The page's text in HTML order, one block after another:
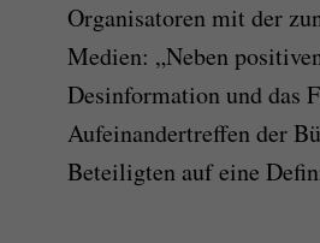
Organisatoren mit der
Medien: „Neben
Desinformation und das
Aufeinandertreffen der
Beteiligten auf eine